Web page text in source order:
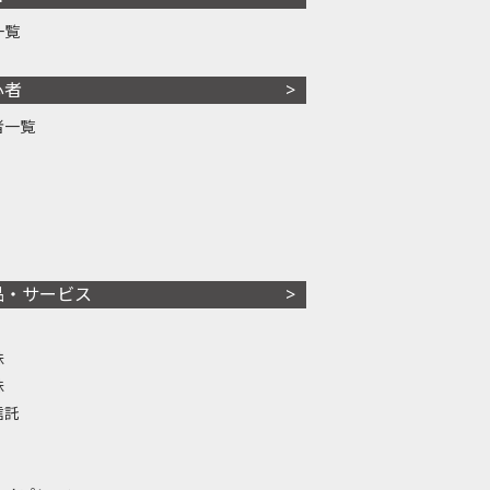
覧
一覧
サービス
託